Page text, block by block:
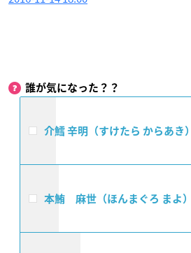
誰が気になった？？
介鱈 辛明（すけたら からあき）
本鮪 麻世（ほんまぐろ まよ）